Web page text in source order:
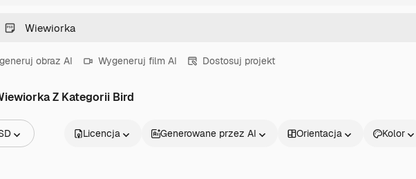
obraz AI Wygeneruj film AI Dostosuj projekt
Z Kategorii Bird
Licencja Generowane przez AI Orientacja Kolor